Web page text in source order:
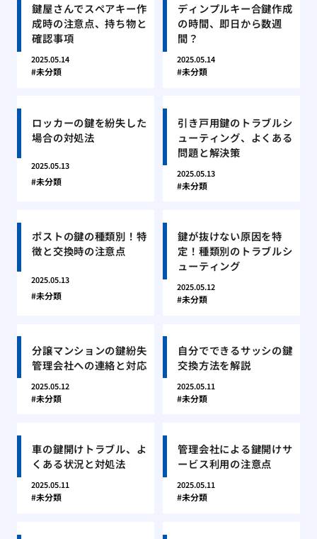
鍵屋さんでスペアキー作
成時の注意点、持ち物と
確認事項
2025.05.14
未分類
ディンプルキー合鍵作成
の時間、即日から数週
間？
2025.05.14
未分類
ロッカーの鍵を紛失した
場合の対処法
2025.05.13
未分類
引き戸用鍵のトラブルシ
ューティング、よくある
問題と解決策
2025.05.13
未分類
ポストの鍵の種類別！特
徴と交換時の注意点
2025.05.13
未分類
鍵が抜けない原因を特
定！種類別のトラブルシ
ューティング
2025.05.12
未分類
分譲マンションの鍵紛失
管理会社への連絡と対応
2025.05.12
未分類
自分でできるサッシの鍵
交換方法を解説
2025.05.11
未分類
車の鍵開けトラブル、よ
くある状況と対処法
2025.05.11
未分類
管理会社による鍵開けサ
ービス利用の注意点
2025.05.11
未分類